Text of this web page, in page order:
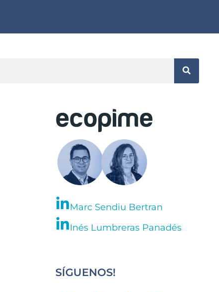
Marc Sendiu Bertran
Inés Lumbreras Panadés
SÍGUENOS!